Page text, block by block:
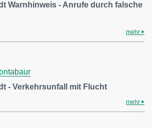
Warnhinweis - Anrufe durch falsche
mehr
- Verkehrsunfall mit Flucht
mehr